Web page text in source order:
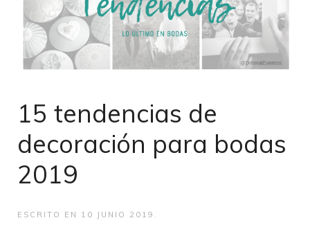
15 tendencias de
decoración para bodas
2019
ESCRITO EN 10 JUNIO 2019 .